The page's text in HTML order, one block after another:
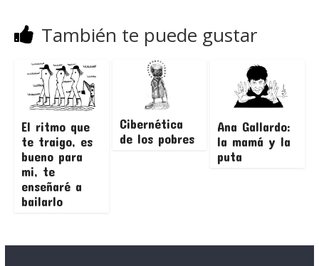
También te puede gustar
El ritmo que
te traigo, es
bueno para
mi, te
enseñaré a
bailarlo
Cibernética
de los pobres
Ana Gallardo:
la mamá y la
puta